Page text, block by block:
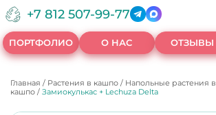
+7 812 507-99-77
ПОРТФОЛИО О НАС ОТЗЫВЫ
Главная / Растения в кашпо / Напольные растения в
кашпо /Замиокулькас + Lechuza Delta